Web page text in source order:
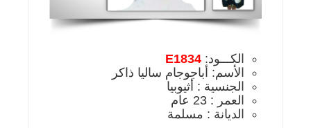
الكـــود: E1834
الأسم: أباجوجام ساليا ذاكر
الجنسية : أثيوبيا
العمر : 23 عام
الديانة : مسلمة